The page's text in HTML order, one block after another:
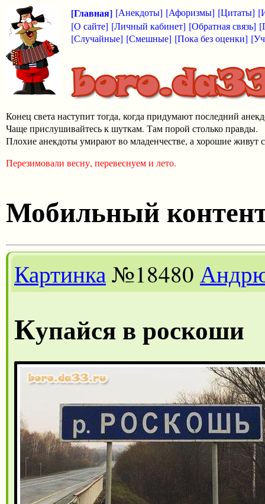
[Главная] [Анекдоты] [Афоризмы] [Цитаты]
[О сайте] [Личный кабинет] [Обратная связь]
[Случайные] [Смешные] [Пока без оценки]
Конец света наступит тогда, когда придумают последний
Чаще прислушивайтесь к шуткам. Там порой столько правды.
Плохие анекдоты умирают во младенчестве, а хорошие живут
Перезимовали весну, перевеснуем и лето.
Мобильный
Картинка№18480
Купайся в роскоши